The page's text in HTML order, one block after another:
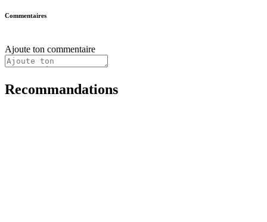
Commentaires
Ajoute ton commentaire
Recommandations